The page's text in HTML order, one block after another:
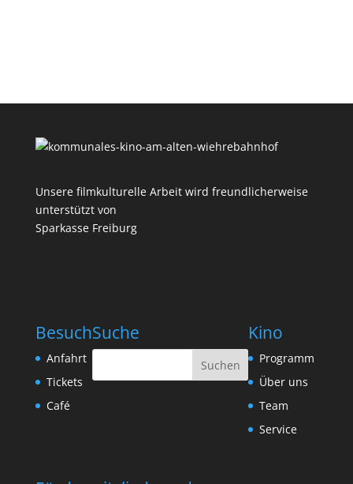
Unsere filmkulturelle Arbeit wird freundlicherweise
unterstützt von
Sparkasse Freiburg
Besuch
Anfahrt
Tickets
Café
Suche Kino
Programm
Über uns
Team
Service